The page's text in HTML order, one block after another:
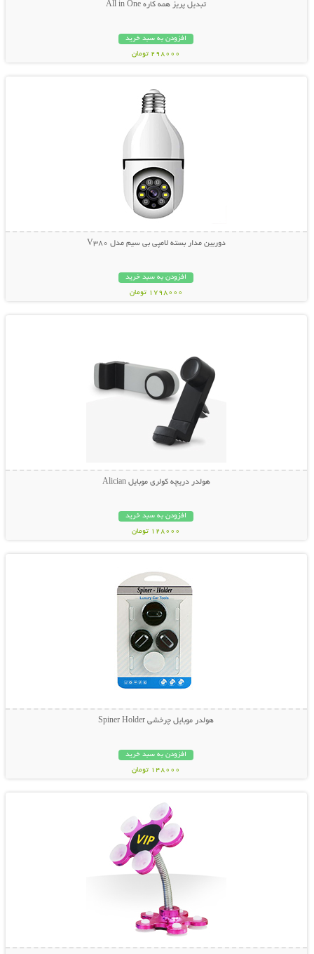
تبدیل پریز همه کاره All in One
افزودن به سبد خرید
298000 تومان
دوربین مدار بسته لامپی بی سیم مدل V380
افزودن به سبد خرید
1798000 تومان
هولدر دریچه کولری موبایل Alician
افزودن به سبد خرید
128000 تومان
هولدر موبایل چرخشی Spiner Holder
افزودن به سبد خرید
148000 تومان